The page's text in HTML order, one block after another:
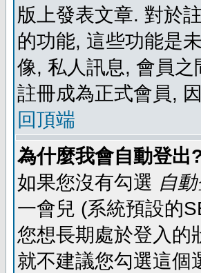
版上發表文章. 對於
的功能, 這些功能是
像, 私人訊息, 會員
註冊成為正式會員,
回頂端
為什麼我會自動登出
如果您沒有勾選 自
一會兒 (系統預設的
您想長期處於登入的
就不建議您勾選這個